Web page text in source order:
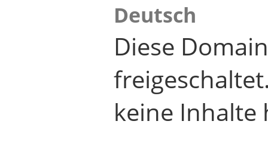
Deutsch
Diese
keine Inhalte